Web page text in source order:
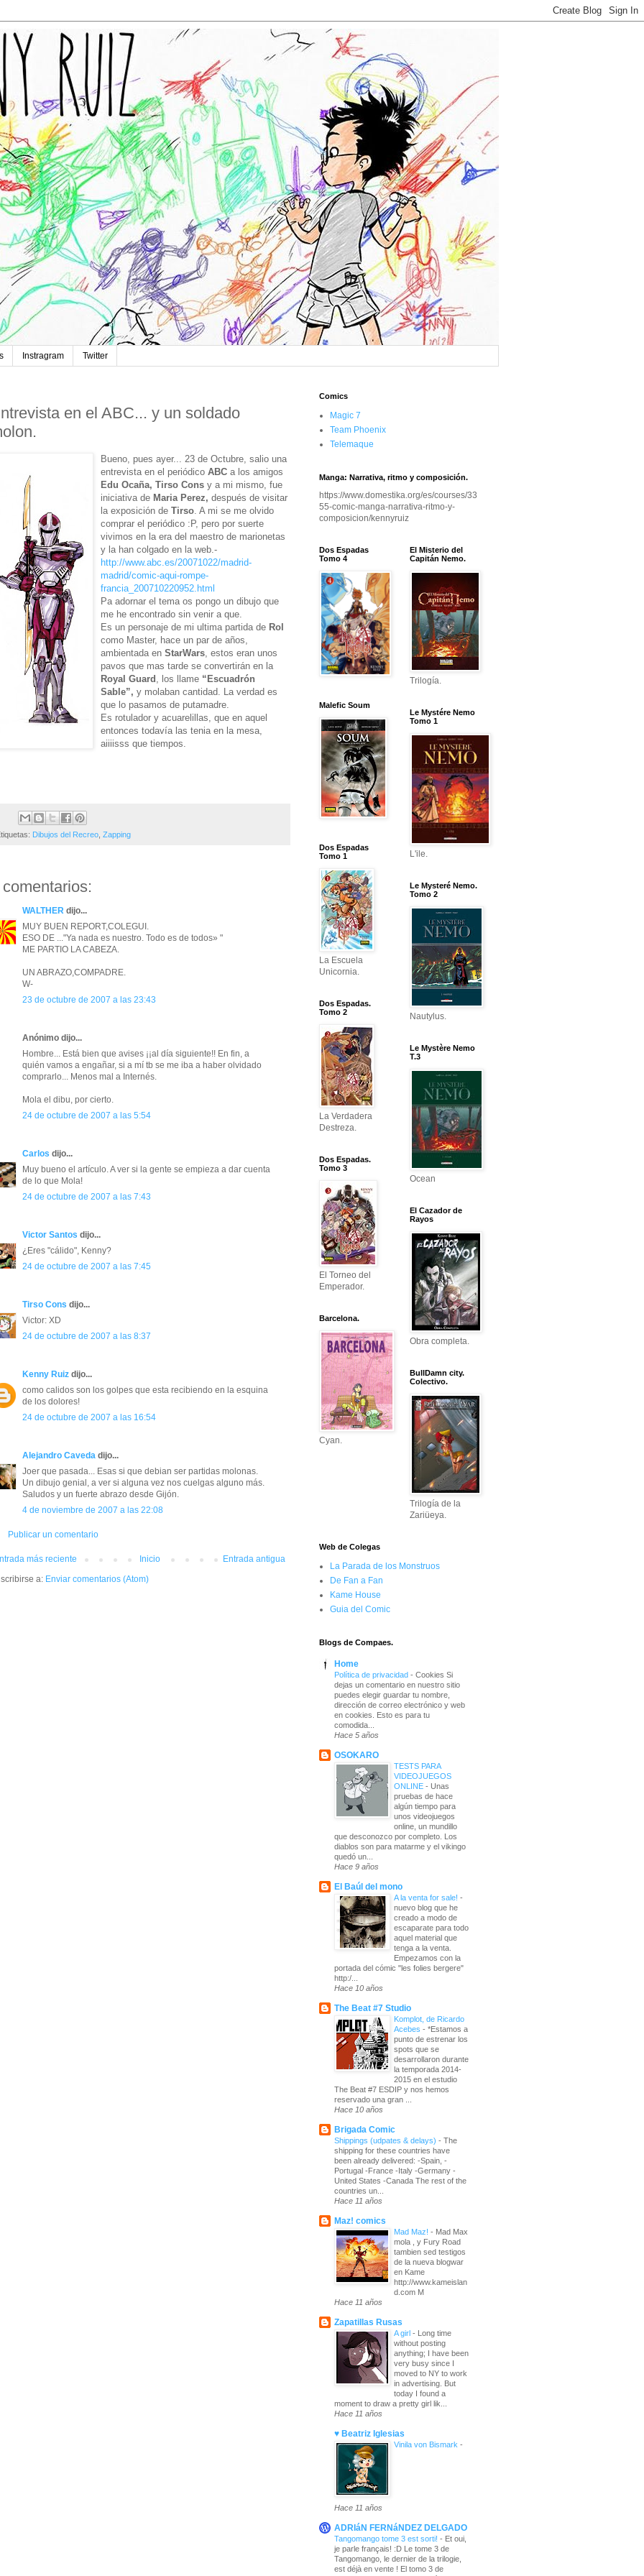
Instragram Twitter
en el ABC... y un soldado
Bueno, pues ayer... 23 de Octubre, salio una
entrevista en el periódico ABC a los amigos
Edu Ocaña, Tirso Cons y a mi mismo, fue
iniciativa de Maria Perez, después de visitar
la exposición de Tirso. A mi se me olvido
comprar el periódico :P, pero por suerte
vivimos en la era del maestro de marionetas
y la han colgado en la web.-
http://www.abc.es/20071022/madrid-
madrid/comic-aqui-rompe-
francia_200710220952.html
Pa adornar el tema os pongo un dibujo que
me he encontrado sin venir a que.
Es un personaje de mi ultima partida de Rol
como Master, hace un par de años,
ambientada en StarWars, estos eran unos
pavos que mas tarde se convertirán en la
Royal Guard , los llame “Escuadrón
Sable”, y molaban cantidad. La verdad es
que lo pasamos de putamadre.
Es rotulador y acuarelillas, que en aquel
entonces todavía las tenia en la mesa,
aiiiisss que tiempos.
Dibujos del Recreo, Zapping
WALTHER dijo...
MUY BUEN REPORT,COLEGUI.
ESO DE ..."Ya nada es nuestro. Todo es de todos» "
ME PARTIO LA CABEZA.
UN ABRAZO,COMPADRE.
W-
23 de octubre de 2007 a las 23:43
Anónimo dijo...
Hombre... Está bien que avises ¡¡al día siguiente!! En fin, a
quién vamos a engañar, si a mí tb se me iba a haber olvidado
comprarlo... Menos mal a Internés.
Mola el dibu, por cierto.
24 de octubre de 2007 a las 5:54
Carlos dijo...
Muy bueno el artículo. A ver si la gente se empieza a dar cuenta
de lo que Mola!
24 de octubre de 2007 a las 7:43
Victor Santos dijo...
¿Eres "cálido", Kenny?
24 de octubre de 2007 a las 7:45
Tirso Cons dijo...
Victor: XD
24 de octubre de 2007 a las 8:37
Kenny Ruiz dijo...
como calidos son los golpes que esta recibiendo en la esquina
de los dolores!
24 de octubre de 2007 a las 16:54
Alejandro Caveda dijo...
Joer que pasada... Esas si que debian ser partidas molonas.
Un dibujo genial, a ver si alguna vez nos cuelgas alguno más.
Saludos y un fuerte abrazo desde Gijón.
4 de noviembre de 2007 a las 22:08
Publicar un comentario
más reciente Entrada antigua
Inicio
a: Enviar comentarios (Atom)
Comics
Magic 7
Team Phoenix
Telemaque
Manga: Narrativa, ritmo y composición.
https://www.domestika.org/es/courses/33
55-comic-manga-narrativa-ritmo-y-
composicion/kennyruiz
Dos Espadas
Tomo 4
Malefic Soum
Dos Espadas
Tomo 1
La Escuela
Unicornia.
Dos Espadas.
Tomo 2
La Verdadera
Destreza.
Dos Espadas.
Tomo 3
El Torneo del
Emperador.
Barcelona.
Cyan.
El Misterio del
Capitán Nemo.
Trilogía.
Le Mystére Nemo
Tomo 1
L'ile.
Le Mysteré Nemo.
Tomo 2
Nautylus.
Le Mystère Nemo
T.3
Ocean
El Cazador de
Rayos
Obra completa.
BullDamn city.
Colectivo.
Trilogía de la
Zariüeya.
Web de Colegas
La Parada de los Monstruos
De Fan a Fan
Kame House
Guia del Comic
Blogs de Compaes.
Home
Política de privacidad - Cookies Si
dejas un comentario en nuestro sitio
puedes elegir guardar tu nombre,
dirección de correo electrónico y web
en cookies. Esto es para tu
comodida...
Hace 5 años
OSOKARO
TESTS PARA
VIDEOJUEGOS
ONLINE - Unas
pruebas de hace
algún tiempo para
unos videojuegos
online, un mundillo
que desconozco por completo. Los
diablos son para matarme y el vikingo
quedó un...
Hace 9 años
El Baúl del mono
A la venta for sale! -
nuevo blog que he
creado a modo de
escaparate para todo
aquel material que
tenga a la venta.
Empezamos con la
portada del cómic "les folies bergere"
http:/...
Hace 10 años
The Beat #7 Studio
Komplot, de Ricardo
Acebes - *Estamos a
punto de estrenar los
spots que se
desarrollaron durante
la temporada 2014-
2015 en el estudio
The Beat #7 ESDIP y nos hemos
reservado una gran ...
Hace 10 años
Brigada Comic
Shippings (udpates & delays) - The
shipping for these countries have
been already delivered: -Spain, -
Portugal -France -Italy -Germany -
United States -Canada The rest of the
countries un...
Hace 11 años
Maz! comics
Mad Maz! - Mad Max
mola , y Fury Road
tambien sed testigos
de la nueva blogwar
en Kame
http://www.kameislan
d.com M
Hace 11 años
Zapatillas Rusas
A girl -
Long time
without posting
anything; I have been
very busy since I
moved to NY to work
in advertising. But
today I found a
moment to draw a pretty girl lik...
Hace 11 años
♥ Beatriz Iglesias
Vinila von Bismark -
Hace 11 años
ADRIáN FERNáNDEZ DELGADO
Tangomango tome 3 est sorti! - Et oui,
je parle français! :D Le tome 3 de
Tangomango, le dernier de la trilogie,
est déjà en vente ! El tomo 3 de